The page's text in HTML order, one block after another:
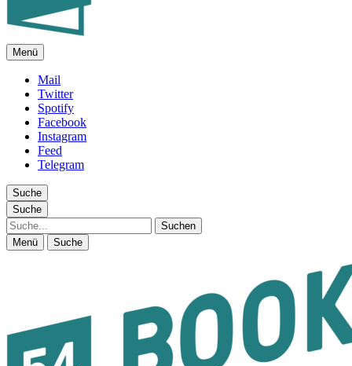
FEUILLETON IM INTERNET
Menü
Mail
Twitter
Spotify
Facebook
Instagram
Feed
Telegram
Suche
Suche
Suche
Menü Suche